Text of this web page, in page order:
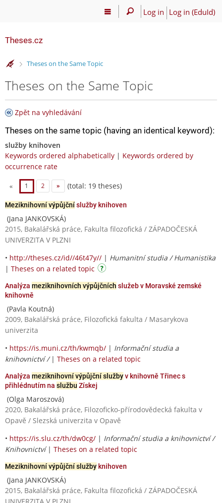
Log in Log in (EduId)
Theses.cz
>
Theses on the Same Topic
Theses on the Same Topic
Zpět na vyhledávání
Theses on the same topic (having an identical keyword):
služby knihoven
Keywords ordered alphabetically | Keywords ordered by
occurrence rate
« 1 2 » (total: 19 theses)
Meziknihovní výpůjčníslužby knihoven
(Jana JANKOVSKÁ)
2015, Bakalářská práce, Fakulta filozofická / ZÁPADOČESKÁ
UNIVERZITA V PLZNI
• http://theses.cz/id//46t47y// | Humanitní studia / Humanistika
| Theses on a related topic
Analýza meziknihovních výpůjčních služeb v Moravské zemské
knihovně
(Pavla Koutná)
2009, Bakalářská práce, Filozofická fakulta / Masarykova
univerzita
• https://is.muni.cz/th/kwmqb/ | Informační studia a
knihovnictví / | Theses on a related topic
Analýza meziknihovní výpůjční službyv knihovně Třinec s
přihlédnutím na službu Získej
(Olga Maroszová)
2020, Bakalářská práce, Filozoficko-přírodovědecká fakulta v
Opavě / Slezská univerzita v Opavě
• https://is.slu.cz/th/dw0cg/ | Informační studia a knihovnictví /
Knihovnictví| Theses on a related topic
Meziknihovní výpůjční služby knihoven
(Jana JANKOVSKÁ)
2015, Bakalářská práce, Fakulta filozofická / ZÁPADOČESKÁ